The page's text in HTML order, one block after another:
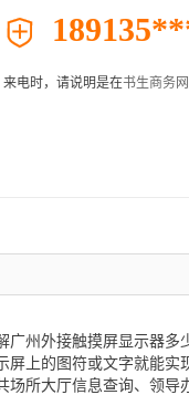

来电时，请说明是在书生商务网
州外接触摸屏显示器多
屏上的图符或文字就能
场所大厅信息查询、领